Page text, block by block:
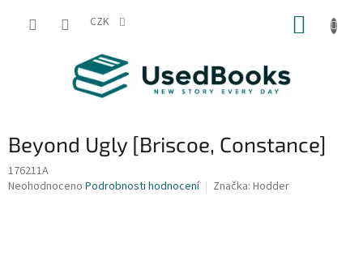
CZK
Beyond Ugly [Briscoe, Constance]
176211A
Průměrné
Neohodnoceno Podrobnosti hodnocení Značka: Hodder